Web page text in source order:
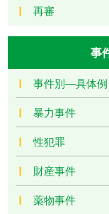
再審
事
事件別―具体例
暴力事件
性犯罪
財産事件
薬物事件